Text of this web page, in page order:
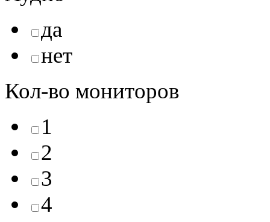
да
нет
Кол-во мониторов
1
2
3
4